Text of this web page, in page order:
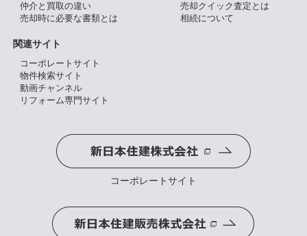
仲介と買取の違い
売却時に必要な書類とは
売却クイック査定とは
相続について
関連サイト
コーポレートサイト
物件検索サイト
動画チャンネル
リフォーム専門サイト
コーポレートサイト